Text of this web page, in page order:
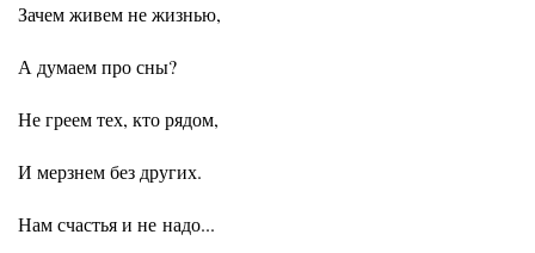
Зачем живем не жизнью,
А думаем про сны?
Не греем тех, кто рядом,
И мерзнем без других.
Нам счастья и не надо...